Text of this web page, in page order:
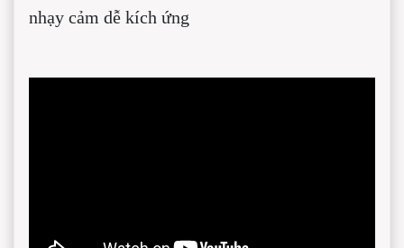
nhạy cảm dễ kích ứng